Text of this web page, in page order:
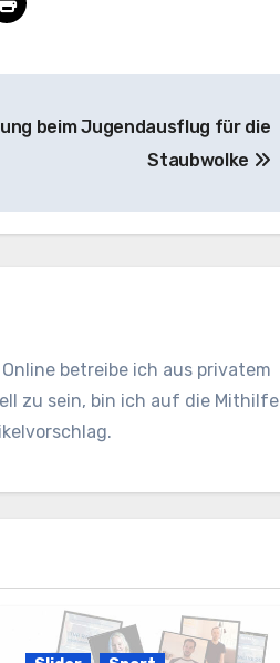
beim Jugendausflug für die
Staubwolke
betreibe ich aus privatem
zu sein, bin ich auf die Mithilfe